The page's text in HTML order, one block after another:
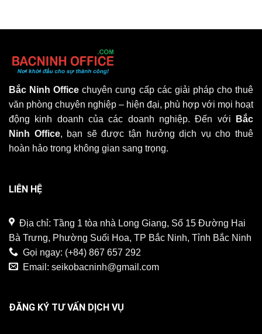
Bắc Ninh Office chuyên cung cấp các giải pháp cho thuê
văn phòng chuyên nghiệp – hiện đại, phù hợp với mọi hoạt
động kinh doanh của các doanh nghiệp. Đến với
Bắc
Ninh Office, bạn sẽ được tận hưởng dịch vụ cho thuê
hoàn hảo trong không gian sang trọng.
LIÊN HỆ
Địa chỉ: Tầng 1 tòa nhà Long Giang, Số 15 Đường Hai
Bà Trưng, Phường Suối Hoa, TP Bắc Ninh, Tỉnh Bắc Ninh
Gọi ngay: (+84) 867 657 292
Email: seikobacninh@gmail.com
ĐĂNG KÝ TƯ VẤN DỊCH VỤ